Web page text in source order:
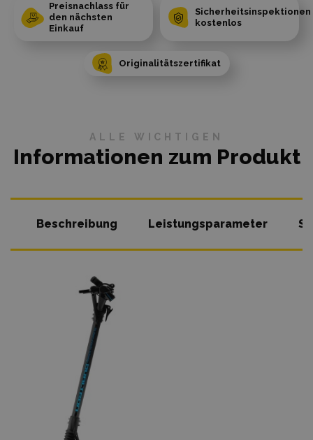
Preisnachlass für
den nächsten
Einkauf
Sicherheitsinspektionen
kostenlos
Originalitätszertifikat
ALLE WICHTIGEN
Informationen zum Produkt
Beschreibung Leistungsparameter